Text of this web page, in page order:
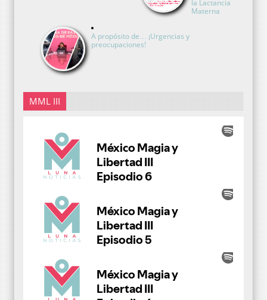
la Lactancia
Materna
A propósito de… ¡Urgencias y
preocupaciones!
MML III